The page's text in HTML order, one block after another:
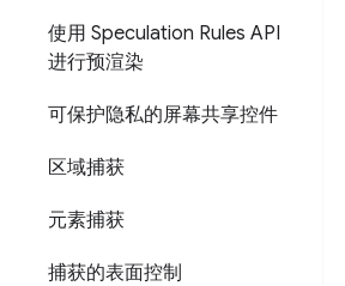
使用 Speculation Rules API
进行预渲染
可保护隐私的屏幕共享控件
区域捕获
元素捕获
捕获的表面控制